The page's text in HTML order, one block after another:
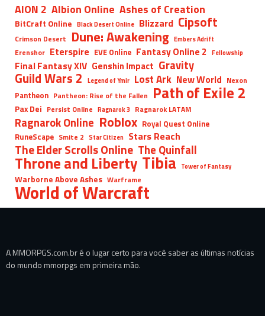
AION 2 Albion Online Ashes of Creation
BitCraft Online Black Desert Online Blizzard Cipsoft
Crimson Desert Dune: Awakening Embers Adrift
Erenshor Eterspire EVE Online Fantasy Online 2 Fellowship
Final Fantasy XIV Genshin Impact Gravity
Guild Wars 2 Legend of Ymir Lost Ark New World Nexon
Pantheon Pantheon: Rise of the Fallen Path of Exile 2
Pax Dei Persist Online Ragnarok 3 Ragnarok LATAM
Ragnarok Online Roblox Royal Quest Online
RuneScape Smite 2 Star Citizen Stars Reach
The Elder Scrolls Online The Quinfall
Throne and Liberty Tibia Tower of Fantasy
Warborne Above Ashes Warframe
World of Warcraft
A MMORPGS.com.br é o lugar certo para você saber as últimas notícias
do mundo mmorpgs em primeira mão.